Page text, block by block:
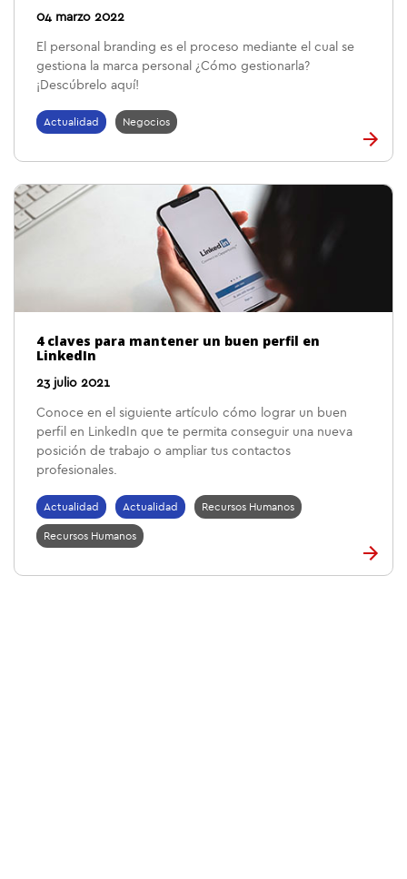
04 marzo 2022
El personal branding es el proceso mediante el cual se
gestiona la marca personal ¿Cómo gestionarla?
¡Descúbrelo aquí!
Actualidad Negocios
4 claves para mantener un buen perfil en
LinkedIn
23 julio 2021
Conoce en el siguiente artículo cómo lograr un buen
perfil en LinkedIn que te permita conseguir una nueva
posición de trabajo o ampliar tus contactos
profesionales.
Actualidad Actualidad Recursos Humanos
Recursos Humanos